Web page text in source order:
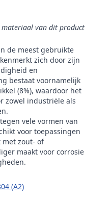
materiaal van dit product
de meest gebruikte
zich door zijn
en
bestaat voornamelijk
(8%), waardoor het
zowel industriële als
vele vormen van
voor toepassingen
zout- of
maakt voor corrosie
(A2)